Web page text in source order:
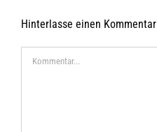
Hinterlasse einen Kommentar
Kommentar